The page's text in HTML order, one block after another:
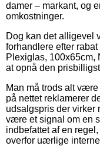
damer – markant, og
omkostninger.
Dog kan det alligevel
forhandlere efter
Plexiglas, 100x65cm,
at opnå den
Man må trods alt
på nettet reklamerer
udsalgspris der virker
være et signal om en
indbefattet af en
overfor uærlige